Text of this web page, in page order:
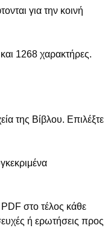
για την κοινή
1268 χαρακτήρες.
της Βίβλου. Επιλέξτε
στο τέλος κάθε
ή ερωτήσεις προς